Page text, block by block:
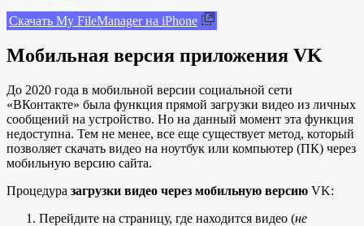
Скачать My FileManager на iPhone
Мобильная версия приложения VK
До 2020 года в мобильной версии социальной сети
«ВКонтакте» была функция прямой загрузки видео из личных
сообщений на устройство. Но на данный момент эта функция
недоступна. Тем не менее, все еще существует метод, который
позволяет скачать видео на ноутбук или компьютер (ПК) через
мобильную версию сайта.
Процедура загрузки видео через мобильную версию VK:
Перейдите на страницу, где находится видео (не